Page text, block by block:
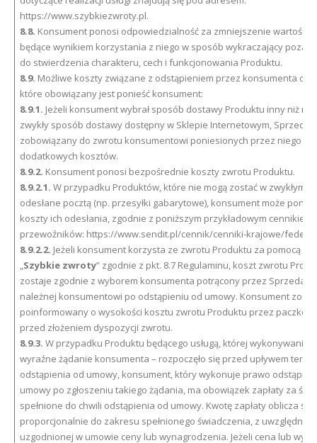
https://www.szybkiezwroty.pl.
8.8. Konsument ponosi odpowiedzialność za zmniejszenie wartości
będące wynikiem korzystania z niego w sposób wykraczający poza
do stwierdzenia charakteru, cech i funkcjonowania Produktu.
8.9. Możliwe koszty związane z odstąpieniem przez konsumenta od
które obowiązany jest ponieść konsument:
8.9.1. Jeżeli konsument wybrał sposób dostawy Produktu inny niż
zwykły sposób dostawy dostępny w Sklepie Internetowym,
zobowiązany do zwrotu konsumentowi poniesionych przez niego
dodatkowych kosztów.
8.9.2. Konsument ponosi bezpośrednie koszty zwrotu Produktu.
8.9.2.1. W przypadku Produktów, które nie mogą zostać w zwykłym
odesłane pocztą (np. przesyłki gabarytowe), konsument może
koszty ich odesłania, zgodnie z poniższym przykładowym cennikiem
przewoźników: https://www.sendit.pl/cennik/cenniki-krajowe/fedex.
8.9.2.2. Jeżeli konsument korzysta ze zwrotu Produktu za pomocą
„Szybkie zwroty” zgodnie z pkt. 8.7 Regulaminu, koszt zwrotu
zostaje zgodnie z wyborem konsumenta potrącony przez
należnej konsumentowi po odstąpieniu od umowy. Konsument
poinformowany o wysokości kosztu zwrotu Produktu przez
przed złożeniem dyspozycji zwrotu.
8.9.3. W przypadku Produktu będącego usługą, której wykonywanie
wyraźne żądanie konsumenta – rozpoczęło się przed upływem
odstąpienia od umowy, konsument, który wykonuje prawo
umowy po zgłoszeniu takiego żądania, ma obowiązek zapłaty za
spełnione do chwili odstąpienia od umowy. Kwotę zapłaty oblicza się
proporcjonalnie do zakresu spełnionego świadczenia, z
uzgodnionej w umowie ceny lub wynagrodzenia. Jeżeli cena lub